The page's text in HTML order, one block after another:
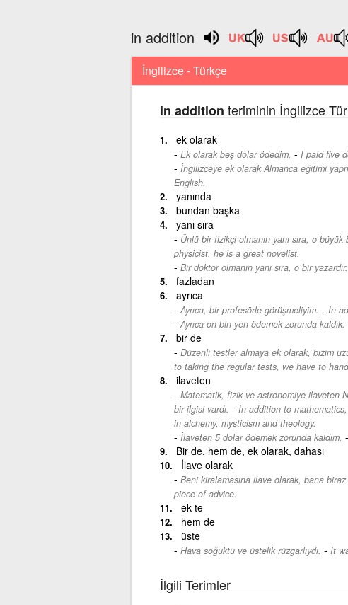
in addition
İngilizce - Türkçe
in addition teriminin İngilizce
ek olarak
Ek olarak beş dolar ödedim. - I paid five
İngilizceye ek olarak Almanca eğitimi
English.
yanında
bundan başka
yanı sıra
Ünlü bir fizikçi olmanın yanı sıra, o büyük
physicist, he is a great novelist.
Bir doktor olmanın yanı sıra, o bir yazardır.
fazladan
ayrıca
Ayrıca, bir profesörle görüşmeliyim. - In
Ayrıca on bin yen ödemek zorunda kaldık.
bir de
Düzenli testler almaya ek olarak, bizim
to taking the regular tests, we have to
ilaveten
Matematik, fizik ve astronomiye ilaveten
bir ilgisi vardı. - In addition to
in alchemy, mysticism and theology.
İlaveten 5 dolar ödemek zorunda kaldım. -
Bir de, hem de, ek olarak, dahası
İlave olarak
Beni kiralamasına ilave olarak, bana
piece of advice.
ek te
hem de
üste
Hava soğuktu ve üstelik rüzgarlıydı. - It
İlgili Terimler